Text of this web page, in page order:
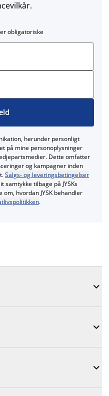
obligatoriske
herunder personligt
på mine personoplysninger
Dette omfatter
og kampagner inden
Salgs- og leveringsbetingelser
samtykke tilbage på JYSKs
hvordan JYSK behandler
.


